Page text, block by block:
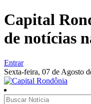
Capital
de notícias
Entrar
Sexta-feira, 07 de Agosto